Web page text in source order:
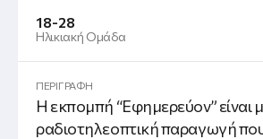
18-28
Ηλικιακή Ομάδα
ΠΕΡΙΓΡΑΦΗ
Η εκπομπή “Εφημερεύον” είναι
ραδιοτηλεοπτική παραγωγή